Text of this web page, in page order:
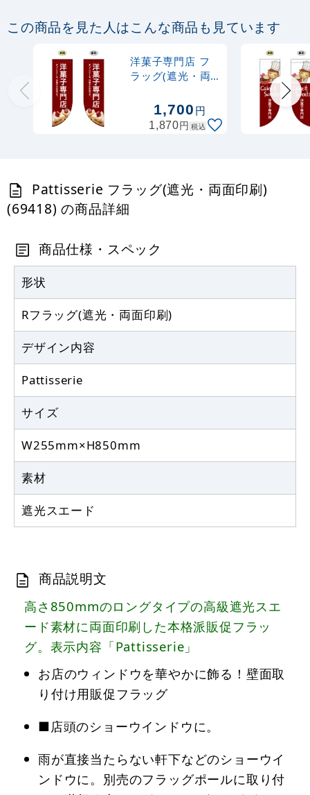
丸パイプ26cm白
1,130円 税抜
1,243円 税込 カゴへ
Rフラッグ専用ポール (877) マグネット
式 丸パイプ26cm白
1,006 円 税込 カゴへ
ッグ 丸パイプ25.5cm白
カゴへ
この商品を見た人はこんな商品も見ています
洋菓子専門店 フ
ラッグ(遮光・両
1,700円
1,870円 税込
Pattisserie フラッグ(遮光・両面印刷)
(69418) の商品詳細
商品仕様・スペック
形状
Rフラッグ(遮光・両面印刷)
デザイン内容
Pattisserie
サイズ
W255mm×H850mm
素材
遮光スエード
商品説明文
高さ850mmのロングタイプの高級遮光スエ
ード素材に両面印刷した本格派販促フラッ
グ。表示内容「Pattisserie」
お店のウィンドウを華やかに飾る！壁面取
り付け用販促フラッグ
■店頭のショーウインドウに。
雨が直接当たらない軒下などのショーウイ
ンドウに。別売のフラッグポールに取り付